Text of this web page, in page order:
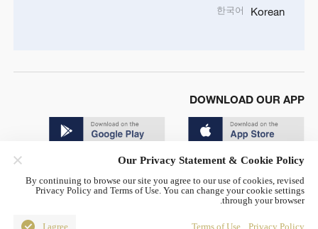
Korean
한국어
DOWNLOAD OUR APP
© China Radio International.CRI. All Rights Reserved. 16A
Shijingshan Road, Beijing, China. 100040
Our Privacy Statement & Cookie Policy
By continuing to browse our site you agree to our use of cookies, revised
Privacy Policy and Terms of Use. You can change your cookie settings
through your browser.
Privacy Policy
Terms of Use
I agree